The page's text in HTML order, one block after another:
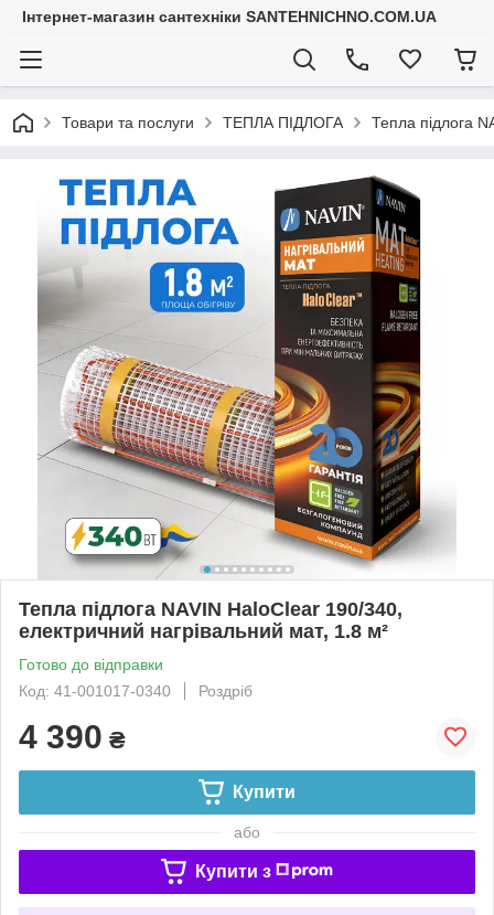
Інтернет-магазин сантехніки SANTEHNICHNO.COM.UA
Товари та послуги ТЕПЛА ПІДЛОГА Тепла підлога
Тепла підлога NAVIN HaloClear 190/340,
електричний нагрівальний мат, 1.8 м²
Готово до відправки
Код: 41-001017-0340
Роздріб
4 390 ₴
Купити
або
Купити з